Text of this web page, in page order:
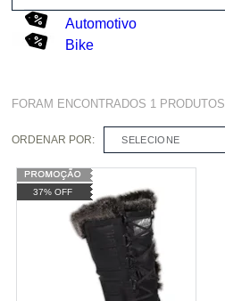
Automotivo
Bike
FORAM ENCONTRADOS 1 PRODUTOS
ORDENAR POR: SELECIONE
37% OFF